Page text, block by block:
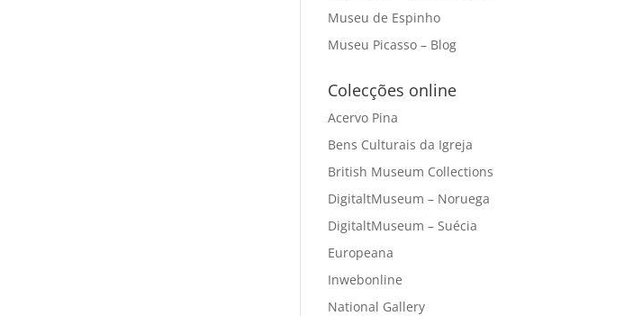
Museu de Espinho
Museu Picasso – Blog
Colecções online
Acervo Pina
Bens Culturais da Igreja
British Museum Collections
DigitaltMuseum – Noruega
DigitaltMuseum – Suécia
Europeana
Inwebonline
National Gallery